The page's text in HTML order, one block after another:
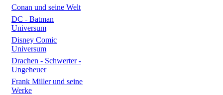
Conan und seine Welt
DC - Batman
Universum
Disney Comic
Universum
Drachen - Schwerter -
Ungeheuer
Frank Miller und seine
Werke